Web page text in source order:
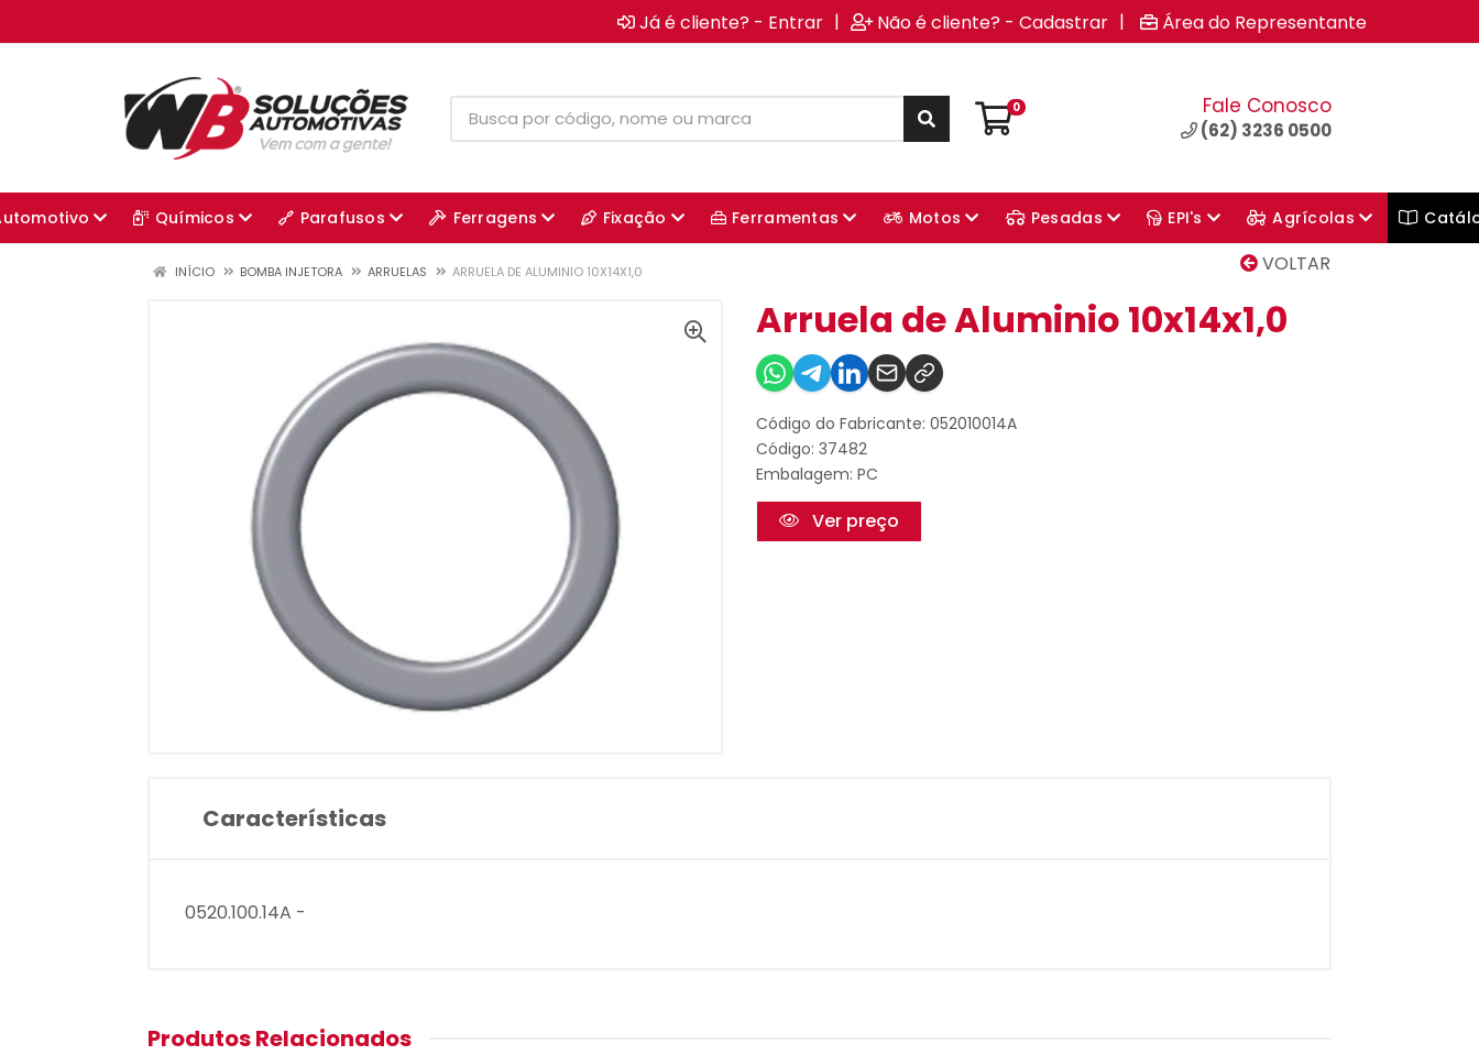
Já é cliente? - Entrar | Não é cliente? - Cadastrar | Área do Representante
0 Fale Conosco
(62) 3236 0500
Químicos Parafusos Ferragens Fixação Ferramentas Motos Pesadas EPI's Agrícolas
VOLTAR
INÍCIO BOMBA INJETORA ARRUELAS ARRUELA DE ALUMINIO 10X14X1,0
Arruela de Aluminio 10x14x1,0
Código do Fabricante: 052010014A
Código: 37482
Embalagem: PC
Ver preço
Características
0520.100.14A -
Produtos Relacionados